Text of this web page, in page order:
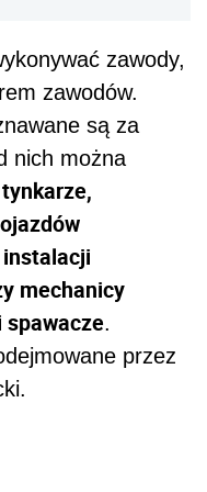
zawody,
zawodów.
są za
nich można
mechanicy
.
przez